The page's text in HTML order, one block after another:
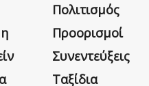
Πολιτισμός
Προορισμοί
Συνεντεύξεις
Ταξίδια